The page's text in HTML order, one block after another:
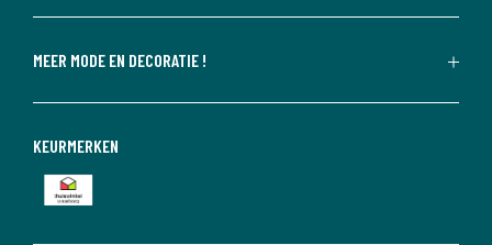
MEER MODE EN DECORATIE !
KEURMERKEN